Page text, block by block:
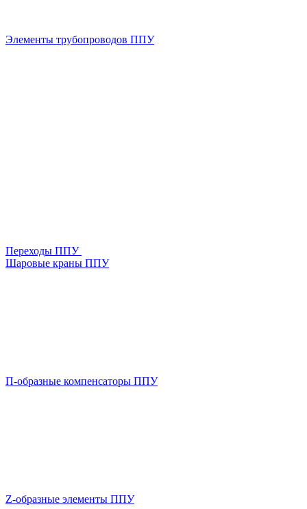
Элементы трубопроводов ППУ
Переходы ППУ
Шаровые краны ППУ
П-образные компенсаторы ППУ
Z-образные элементы ППУ